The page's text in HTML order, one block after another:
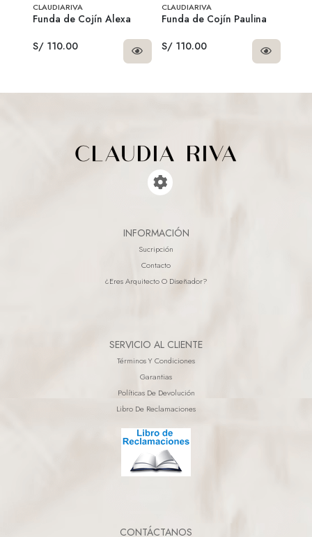
CLAUDIARIVA
Funda de Cojín Alexa
S/ 110.00
CLAUDIARIVA
Funda de Cojín Paulina
S/ 110.00
INFORMACIÓN
Sucripción
Contacto
¿eres Arquitecto O Diseñador?
SERVICIO AL CLIENTE
Términos Y Condiciones
Garantias
Políticas De Devolución
Libro De Reclamaciones
CONTÁCTANOS